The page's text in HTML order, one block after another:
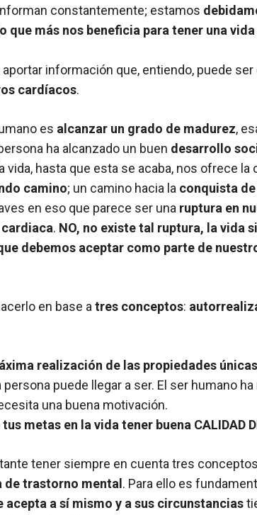
constantemente; estamos
que más nos beneficia para tener una vida
información que, entiendo, puede
cardíacos.
es alcanzar un grado de madurez,
ha alcanzado un buen desarrollo
vida, hasta que esta se acaba, nos ofrece la
camino; un camino hacia la conquista
en eso que parece ser una ruptura en
. NO, no existe tal ruptura, la vida
debemos aceptar como parte de
en base a tres conceptos:
realización de las propiedades
persona puede llegar a ser. El ser humano ha
una buena motivación.
metas en la vida tener buena CALIDAD
tener siempre en cuenta tres
de trastorno mental . Para ello es
acepta a sí mismo y a sus circunstancias